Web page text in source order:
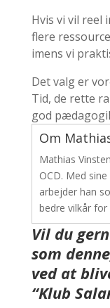
Hvis vi vil reel
flere
imens vi
Det valg er
Tid, de rette
god
Om
Mathias
OCD. Med
arbejder han
bedre vilkår
Vil du
som
ved at
“Klub